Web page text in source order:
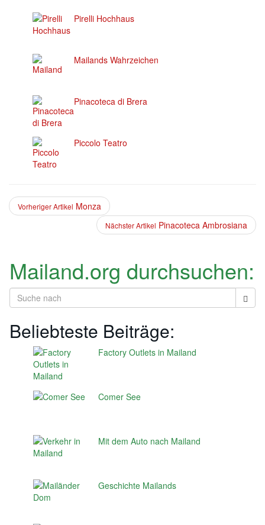
Pirelli Hochhaus
Mailands Wahrzeichen
Pinacoteca di Brera
Piccolo Teatro
Vorheriger Artikel Monza
Nächster Artikel Pinacoteca Ambrosiana
Mailand.org durchsuchen:
Beliebteste Beiträge:
Factory Outlets in Mailand
Comer See
Mit dem Auto nach Mailand
Geschichte Mailands